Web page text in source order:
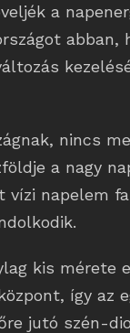
a
abban,
nincs
a nagy
vízi napelem
kis mérete
így az
jutó szén-